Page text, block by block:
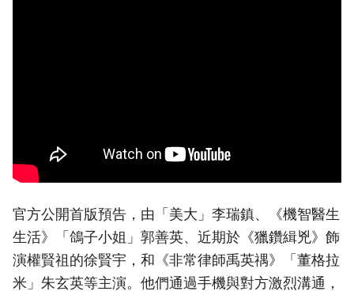
官方公開首版預告，由「美大」李瑞鎮、《機智醫生
生活》「鴿子小姐」郭善英、近期於《獵鑽緝兇》飾
演權賢祖的徐賢宇，和《非常律師禹英禑》「董格拉
米」朱玄英等主演。他們通過手機與對方激烈溝通，